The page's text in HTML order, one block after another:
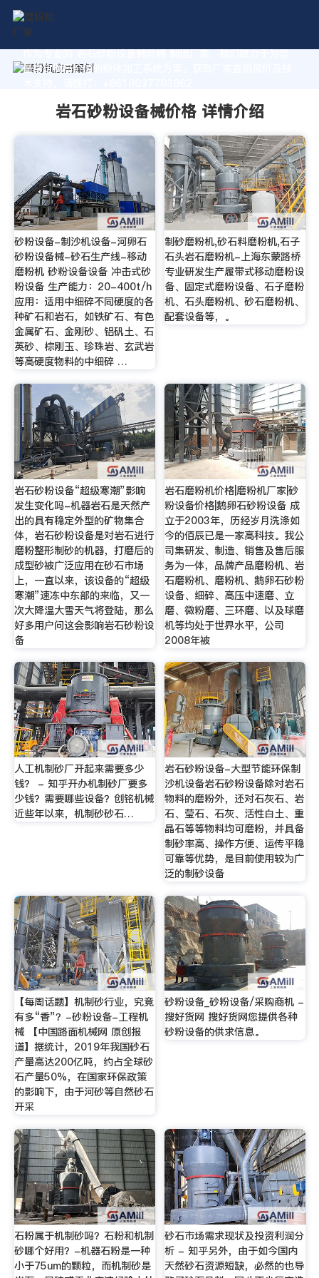
作为专业的 岩石砂粉设备械价格 制造厂家，我们致力于为您
量身定制高价值的粉体加工系统方案。获取厂家直销报价及技
岩石砂粉设备械价格 详情介绍
砂粉设备-制沙机设备-河卵石
砂粉设备械-砂石生产线-移动
磨粉机 砂粉设备设备 冲击式砂
粉设备 生产能力：20-400t/h
应用：适用中细碎不同硬度的各
种矿石和岩石，如铁矿石、有色
金属矿石、金刚砂、铝矾土、石
英砂、棕刚玉、珍珠岩、玄武岩
等高硬度物料的中细碎 …
制砂磨粉机,砂石料磨粉机,石子
石头岩石磨粉机-上海东蒙路桥
专业研发生产履带式移动磨粉设
备、固定式磨粉设备、石子磨粉
机、石头磨粉机、砂石磨粉机、
配套设备等，。
岩石砂粉设备“超级寒潮”影响
发生变化吗-机器岩石是天然产
出的具有稳定外型的矿物集合
体，岩石砂粉设备是对岩石进行
磨粉整形制砂的机器，打磨后的
成型砂被广泛应用在砂石市场
上，一直以来，该设备的“超级
寒潮”速冻中东部的来临，又一
次大降温大雪天气将登陆，那么
好多用户问这会影响岩石砂粉设
备
岩石磨粉机价格|磨粉机厂家|砂
粉设备价格|鹅卵石砂粉设备 成
立于2003年，历经岁月洗涤如
今的佰辰已是一家高科技。我公
司集研发、制造、销售及售后服
务为一体，品牌产品磨粉机、岩
石磨粉机、磨粉机、鹅卵石砂粉
设备、细碎、高压中速磨、立
磨、微粉磨、三环磨、以及球磨
机等均处于世界水平，公司
2008年被
人工机制砂厂开起来需要多少
钱？ - 知乎开办机制砂厂要多
少钱？需要哪些设备？创铭机械
近些年以来，机制砂砂石…
岩石砂粉设备-大型节能环保制
沙机设备岩石砂粉设备除对岩石
物料的磨粉外，还对石灰石、岩
石、莹石、石灰、活性白土、重
晶石等等物料均可磨粉，并具备
制砂率高、操作方便、运传平稳
可靠等优势，是目前使用较为广
泛的制砂设备
【每周话题】机制砂行业，究竟
有多“香”？-砂粉设备-工程机
械 【中国路面机械网 原创报
道】据统计，2019年我国砂石
产量高达200亿吨，约占全球砂
石产量50%，在国家环保政策
的影响下，由于河砂等自然砂石
开采
砂粉设备_砂粉设备/采购商机 -
搜好货网 搜好货网您提供各种
砂粉设备的供求信息。
石粉属于机制砂吗？石粉和机制
砂哪个好用？-机器石粉是一种
小于75um的颗粒，而机制砂是
砂石市场需求现状及投资利润分
析 - 知乎另外，由于如今国内
天然砂石资源短缺，必然的也导